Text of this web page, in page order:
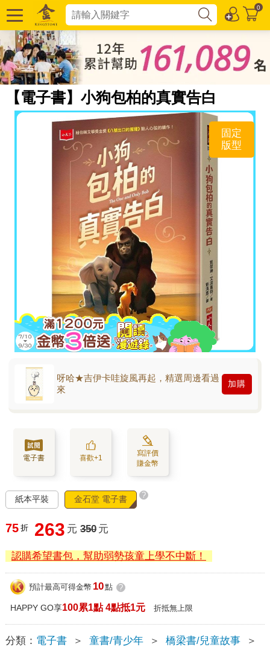
0
【電子書】小狗包柏的真實告白
固定
版型
呀哈★吉伊卡哇旋風再起，精選周邊看過
來
加購
電子書 喜歡+1
寫評價
賺金幣
紙本平裝 金石堂 電子書 ?
75 折 263 元 350 元
認購希望書包，幫助弱勢孩童上學不中斷！
預計最高可得金幣 10點 ?
HAPPY GO享100累1點 4點抵1元 折抵無上限
分類： 電子書 ＞ 童書/青少年 ＞ 橋梁書/兒童故事
＞